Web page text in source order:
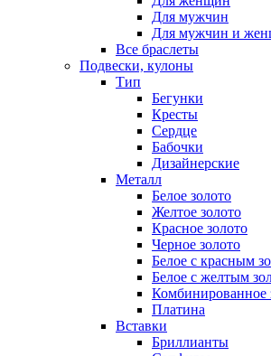
Для мужчин
Для мужчин и
Все браслеты
Подвески, кулоны
Тип
Бегунки
Кресты
Сердце
Бабочки
Дизайнерские
Металл
Белое золото
Желтое золото
Красное золото
Черное золото
Белое с красным
Белое с желтым
Комбинированное
Платина
Вставки
Бриллианты